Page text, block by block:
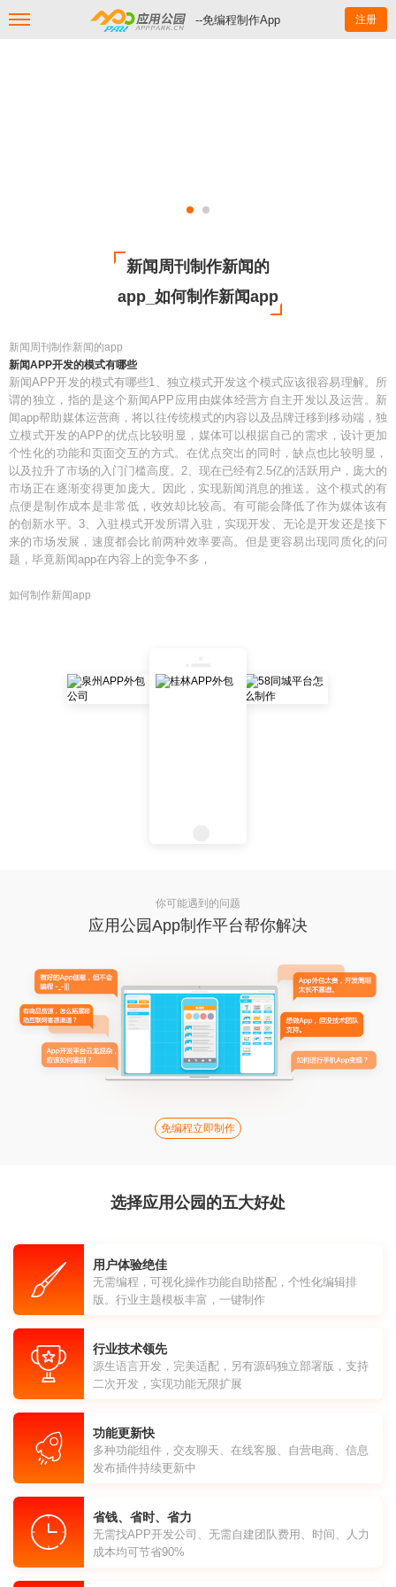
--免编程制作App 注册
新闻周刊制作新闻的
app_如何制作新闻app
新闻周刊制作新闻的app
新闻APP开发的模式有哪些
新闻APP开发的模式有哪些1、独立模式开发这个模式应该很容易理解。所
谓的独立，指的是这个新闻APP应用由媒体经营方自主开发以及运营。新
闻app帮助媒体运营商，将以往传统模式的内容以及品牌迁移到移动端，独
立模式开发的APP的优点比较明显，媒体可以根据自己的需求，设计更加
个性化的功能和页面交互的方式。在优点突出的同时，缺点也比较明显，
以及拉升了市场的入门门槛高度。2、现在已经有2.5亿的活跃用户，庞大的
市场正在逐渐变得更加庞大。因此，实现新闻消息的推送。这个模式的有
点便是制作成本是非常低，收效却比较高。有可能会降低了作为媒体该有
的创新水平。3、入驻模式开发所谓入驻，实现开发、无论是开发还是接下
来的市场发展，速度都会比前两种效率要高。但是更容易出现同质化的问
题，毕竟新闻app在内容上的竞争不多，
如何制作新闻app
你可能遇到的问题
应用公园App制作平台帮你解决
免编程立即制作
选择应用公园的五大好处
用户体验绝佳
无需编程，可视化操作功能自助搭配，个性化编辑排
版。行业主题模板丰富，一键制作
行业技术领先
源生语言开发，完美适配，另有源码独立部署版，支持
二次开发，实现功能无限扩展
功能更新快
多种功能组件，交友聊天、在线客服、自营电商、信息
发布插件持续更新中
省钱、省时、省力
无需找APP开发公司、无需自建团队费用、时间、人力
成本均可节省90%